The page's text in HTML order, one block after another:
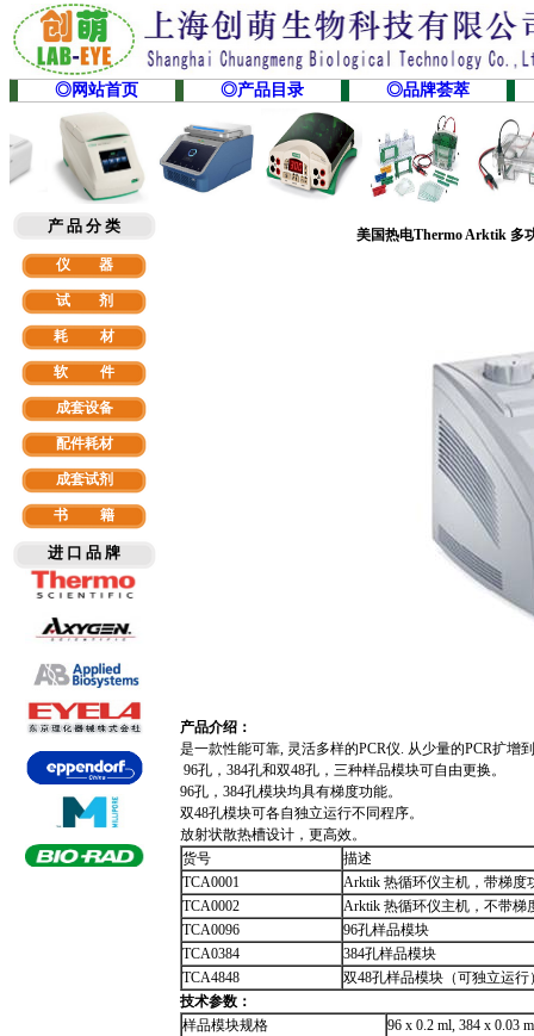
◎网站首页 ◎产品目录 ◎品牌荟萃
产 品 分 类
仪 器
试 剂
耗 材
软 件
成套设备
配件耗材
成套试剂
书 籍
进 口 品 牌
美国热电Thermo Arktik 多
产品介绍：
是一款性能可靠, 灵活多样的PCR仪. 从少量的PCR扩
96孔，384孔和双48孔，三种样品模块可自由更换。
96孔，384孔模块均具有梯度功能。
双48孔模块可各自独立运行不同程序。
放射状散热槽设计，更高效。
货号
描述
TCA0001
Arktik 热循环仪主机，带梯度
TCA0002
Arktik 热循环仪主机，不带梯
TCA0096
96孔样品模块
TCA0384
384孔样品模块
TCA4848
双48孔样品模块（可独立运行
技术参数：
样品模块规格
96 x 0.2 ml, 384 x 0.03